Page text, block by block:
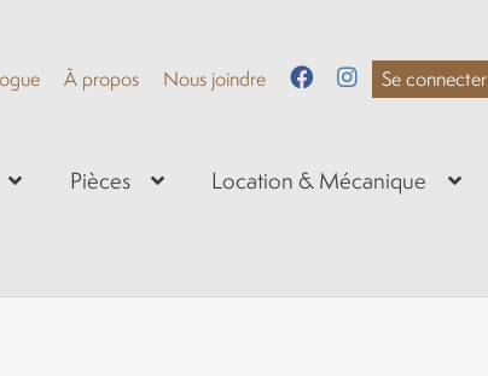
À propos Nous joindre Se connecter
Pièces Location & Mécanique